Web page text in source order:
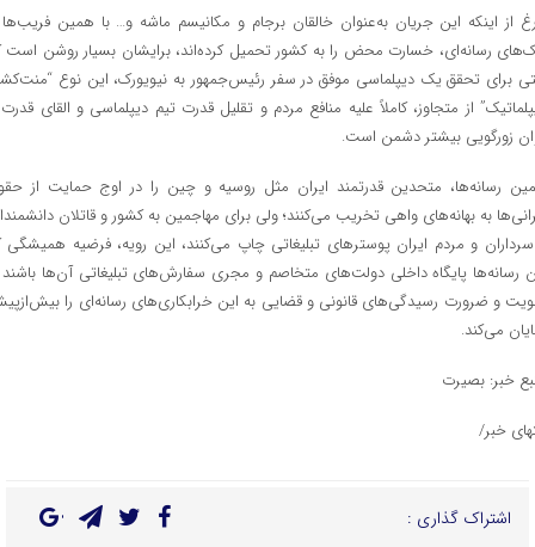
از اینکه این جریان به‌عنوان خالقان برجام و مکانیسم ماشه و… با همین
رسانه‌ای، خسارت محض را به کشور تحمیل کرده‌اند، برایشان بسیار روشن است
برای تحقق یک دیپلماسی موفق در سفر رئیس‌جمهور به نیویورک، این نوع
از متجاوز، کاملاً علیه منافع مردم و تقلیل قدرت تیم دیپلماسی و القای
زورگویی بیشتر دشمن است.
رسانه‌ها، متحدین قدرتمند ایران مثل روسیه و چین را در اوج حمایت از
به بهانه‌های واهی تخریب می‌کنند؛ ولی برای مهاجمین به کشور و قاتلان
و مردم ایران پوسترهای تبلیغاتی چاپ می‌کنند، این رویه، فرضیه همیشگی
رسانه‌ها پایگاه داخلی دولت‌های متخاصم و مجری سفارش‌های تبلیغاتی آن‌ها باشند
و ضرورت رسیدگی‌های قانونی و قضایی به این خرابکاری‌های رسانه‌ای را
می‌کند.
خبر: بصیرت
خبر/
اشتراک گذاری :